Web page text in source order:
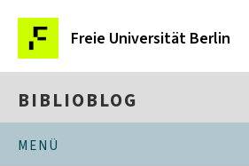
Freie Universität Berlin
BIBLIOBLOG
MENÜ